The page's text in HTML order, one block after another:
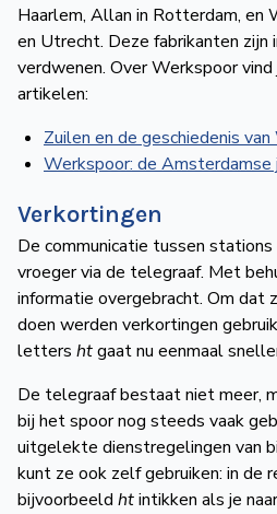
Haarlem, Allan in Rotterdam, en
en Utrecht. Deze fabrikanten zijn
verdwenen. Over Werkspoor
artikelen:
Zuilen en de geschiedenis
Werkspoor: de Amsterdamse
Verkortingen
De communicatie tussen stations
vroeger via de telegraaf. Met
informatie overgebracht. Om dat
doen werden verkortingen
letters htgaat nu eenmaal
De telegraaf bestaat niet meer,
bij het spoor nog steeds vaak
uitgelekte dienstregelingen van
kunt ze ook zelf gebruiken: in de
bijvoorbeeld htintikken als je